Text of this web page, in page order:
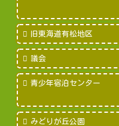
旧東海道有松地区
議会
青少年宿泊センター
みどりが丘公園